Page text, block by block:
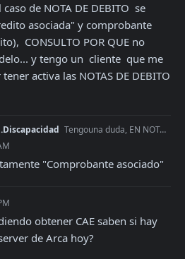
de NOTA DE DEBITO  se
asociada" y comprobante
CONSULTO POR QUE no
y tengo un  cliente  que me
activa las NOTAS DE DEBITO
Tengouna duda, EN NOTA CREDITO en la cabecera se cocloca "Factura asociada" y comprobante asoc ( una factura) , en el caso de NOTA DE DEBITO se coloca "No
"Comprobante asociado"
obtener CAE saben si hay
de Arca hoy?